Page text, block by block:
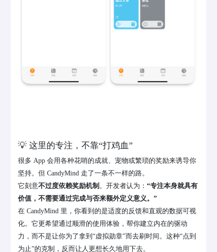
💡 这里的专注，不靠“打鸡血”
很多 App 会用各种花哨的成就、宠物或繁琐的奖励来诱导你
坚持。但 CandyMind 走了一条不一样的路。
它刻意不过度依赖奖励机制 。开发者认为：“专注本身就具有
价值，不需要通过完成与否来额外定义意义。”
在 CandyMind 里，你看到的是适度的反馈和直观的数据可视
化。它更希望通过顺滑的使用体验，帮你建立内在的驱动
力，而不是让你为了拿到“虚拟勋章”而去刷时间。这种“点到
为止”的克制，反而让人更想长久地用下去。